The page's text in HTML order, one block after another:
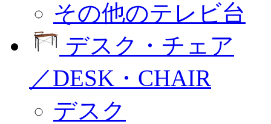
その他のテレビ台
デスク・チェア
／DESK・CHAIR
デスク